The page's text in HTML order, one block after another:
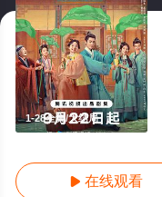
1-28全集/大结局
 在线观看